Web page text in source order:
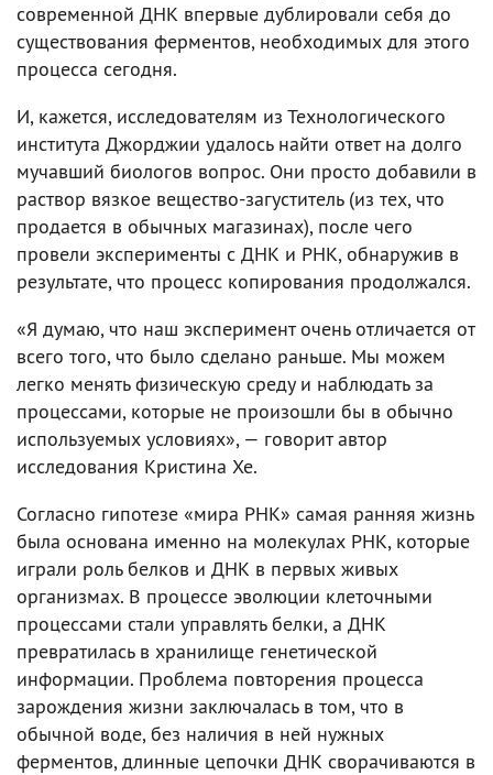
современной ДНК впервые дублировали себя до
существования ферментов, необходимых для этого
процесса сегодня.
И, кажется, исследователям из Технологического
института Джорджии удалось найти ответ на долго
мучавший биологов вопрос. Они просто добавили в
раствор вязкое вещество-загуститель (из тех, что
продается в обычных магазинах), после чего
провели эксперименты с ДНК и РНК, обнаружив в
результате, что процесс копирования продолжался.
«Я думаю, что наш эксперимент очень отличается от
всего того, что было сделано раньше. Мы можем
легко менять физическую среду и наблюдать за
процессами, которые не произошли бы в обычно
используемых условиях», — говорит автор
исследования Кристина Хе.
Согласно гипотезе «мира РНК» самая ранняя жизнь
была основана именно на молекулах РНК, которые
играли роль белков и ДНК в первых живых
организмах. В процессе эволюции клеточными
процессами стали управлять белки, а ДНК
превратилась в хранилище генетической
информации. Проблема повторения процесса
зарождения жизни заключалась в том, что в
обычной воде, без наличия в ней нужных
ферментов, длинные цепочки ДНК сворачиваются в